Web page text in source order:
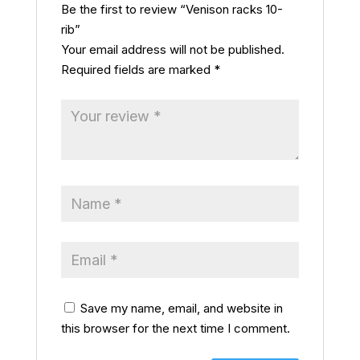
Be the first to review “Venison racks 10-
rib”
Your email address will not be published.
Required fields are marked *
Save my name, email, and website in
this browser for the next time I comment.